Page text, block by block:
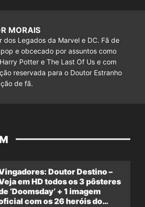
MORAIS
dos Legados da Marvel e DC. Fã de
e obcecado por assuntos como
Potter e The Last Of Us e com
reservada para o Doutor Estranho
de fã.
Doutor Destino –
em HD todos os 3 pôsteres
‘Doomsday’ + 1 imagem
com os 26 heróis do